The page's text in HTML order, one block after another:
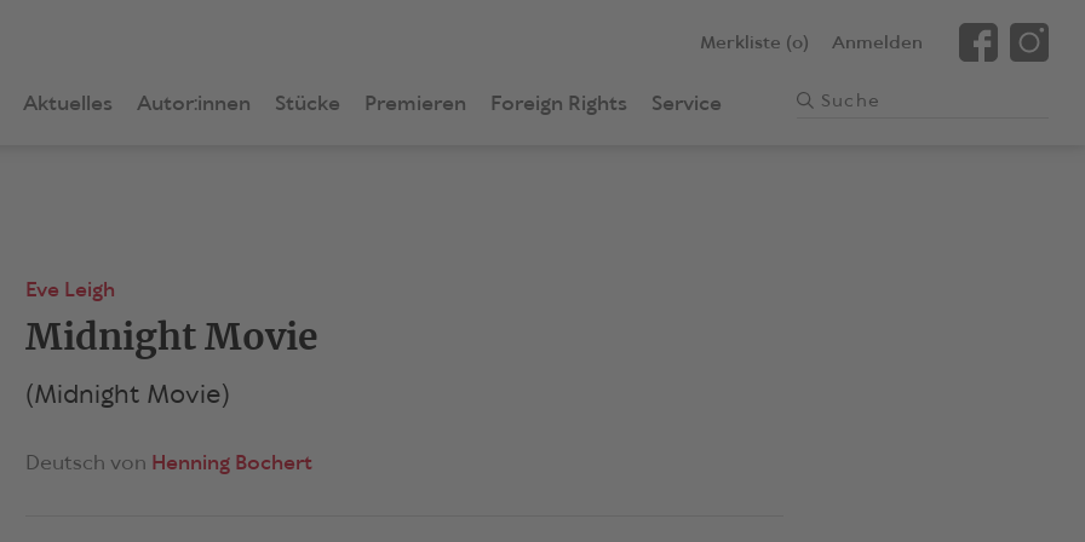
Merkliste (0) Anmelden
Aktuelles Autor:innen Stücke Premieren Foreign Rights Service
Eve Leigh
Midnight Movie
(Midnight Movie)
Deutsch von Henning Bochert